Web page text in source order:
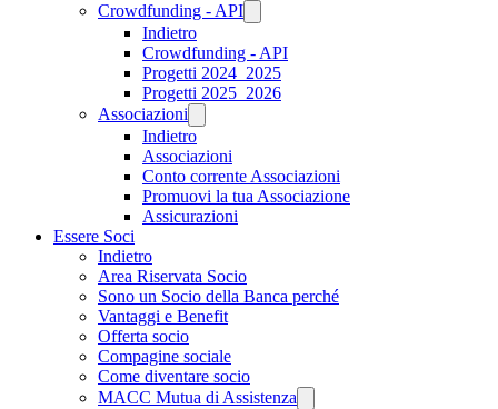
Crowdfunding - API
Indietro
Crowdfunding - API
Progetti 2024_2025
Progetti 2025_2026
Associazioni
Indietro
Associazioni
Conto corrente Associazioni
Promuovi la tua Associazione
Assicurazioni
Essere Soci
Indietro
Area Riservata Socio
Sono un Socio della Banca perché
Vantaggi e Benefit
Offerta socio
Compagine sociale
Come diventare socio
MACC Mutua di Assistenza